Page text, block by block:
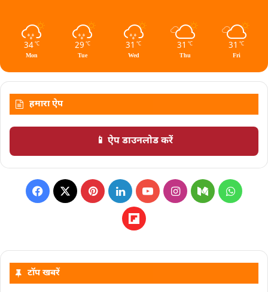
34 ℃
Mon
29 ℃
Tue
31 ℃
Wed
31 ℃
Thu
31 ℃
Fri
हमारा ऐप
📱 ऐप डाउनलोड करें
टॉप खबरें